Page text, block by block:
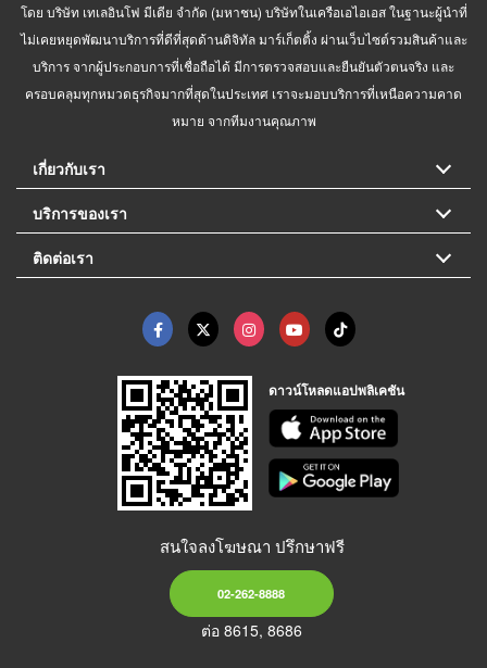
โดย บริษัท เทเลอินโฟ มีเดีย จำกัด (มหาชน) บริษัทในเครือเอไอเอส ในฐานะผู้นำที่
ไม่เคยหยุดพัฒนาบริการที่ดีที่สุดด้านดิจิทัล มาร์เก็ตติ้ง ผ่านเว็บไซต์รวมสินค้าและ
บริการ จากผู้ประกอบการที่เชื่อถือได้ มีการตรวจสอบและยืนยันตัวตนจริง และ
ครอบคลุมทุกหมวดธุรกิจมากที่สุดในประเทศ เราจะมอบบริการที่เหนือความคาด
หมาย จากทีมงานคุณภาพ
เกี่ยวกับเรา
บริการของเรา
ติดต่อเรา
ดาวน์โหลดแอปพลิเคชัน
สนใจลงโฆษณา ปรึกษาฟรี
02-262-8888
ต่อ 8615, 8686